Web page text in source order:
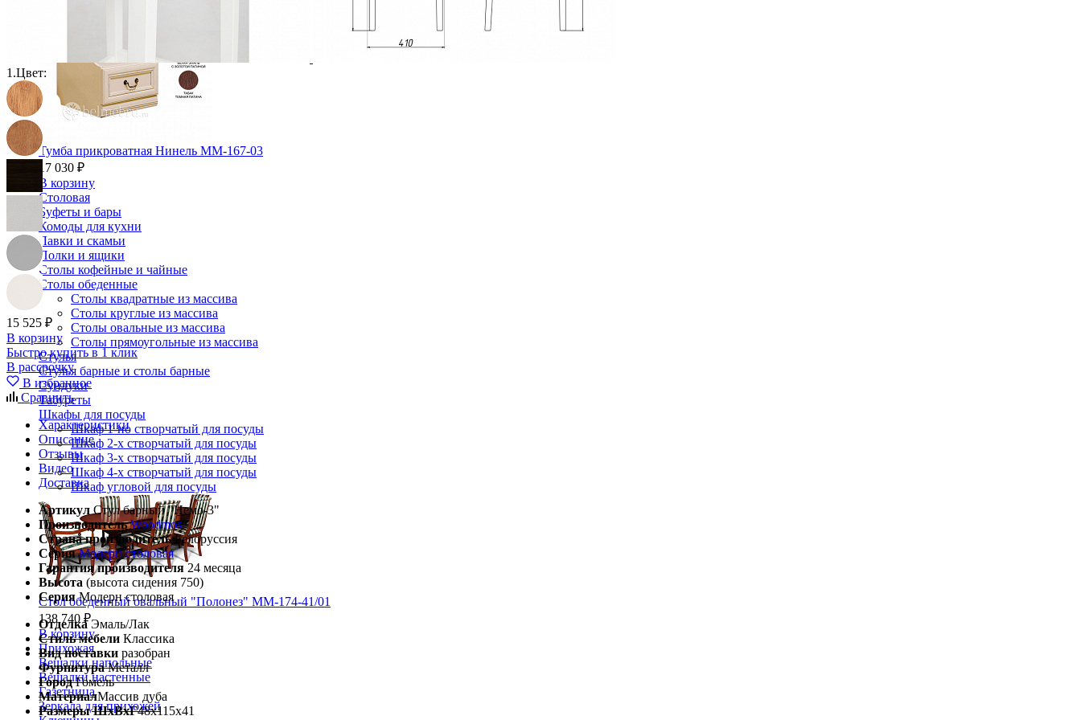
Тумба прикроватная Нинель ММ-167-03
17 030 ₽
В корзину
Столовая
Буфеты и бары
Комоды для кухни
Лавки и скамьи
Полки и ящики
Столы кофейные и чайные
Столы обеденные
Столы квадратные из массива
Столы круглые из массива
Столы овальные из массива
Столы прямоугольные из массива
Стулья
Стулья барные и столы барные
Сундуки
Табуреты
Шкафы для посуды
Шкаф 1-но створчатый для посуды
Шкаф 2-х створчатый для посуды
Шкаф 3-х створчатый для посуды
Шкаф 4-х створчатый для посуды
Шкаф угловой для посуды
Стол обеденный овальный "Полонез" ММ-174-41/01
138 740 ₽
В корзину
Прихожая
Вешалки напольные
Вешалки настенные
Газетница
Зеркала для прихожей
1.Цвет:
15 525 ₽
В корзину
Быстро купить в 1 клик
В рассрочку
В избранное
Сравнить
Характеристики
Описание
Отзывы
Видео
Доставка
Артикул Стул барный "Немо-3"
Производитель Woodmos
Страна производитель Белоруссия
Серия Модерн столовая
Гарантия производителя 24 месяца
Высота (высота сидения 750)
Серия Модерн столовая
Отделка Эмаль/Лак
Стиль мебели Классика
Вид поставки разобран
Фурнитура Металл
Город Гомель
МатериалМассив дуба
Размеры ШхВхГ48х115х41